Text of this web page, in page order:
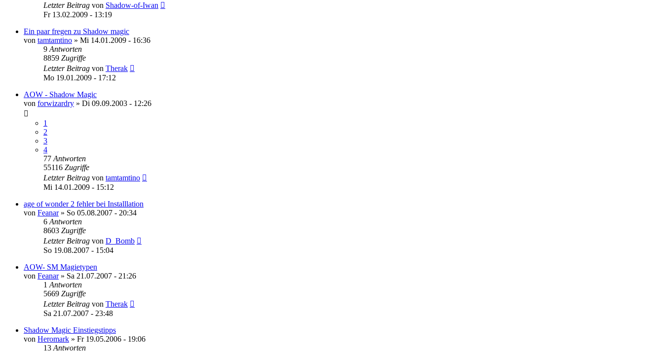
Letzter Beitrag von Shadow-of-Iwan
Fr 13.02.2009 - 13:19
Ein paar fregen zu Shadow magic
von tamtamtino » Mi 14.01.2009 - 16:36
9 Antworten
8859 Zugriffe
Letzter Beitrag von Therak
Mo 19.01.2009 - 17:12
AOW - Shadow Magic
von forwizardry » Di 09.09.2003 - 12:26
1
2
3
4
77 Antworten
55116 Zugriffe
Letzter Beitrag von tamtamtino
Mi 14.01.2009 - 15:12
age of wonder 2 fehler bei Installlation
von Feanar» So 05.08.2007 - 20:34
6 Antworten
8603 Zugriffe
Letzter Beitrag von D_Bomb
So 19.08.2007 - 15:04
AOW- SM Magietypen
von Feanar» Sa 21.07.2007 - 21:26
1 Antworten
5669 Zugriffe
Letzter Beitrag von Therak
Sa 21.07.2007 - 23:48
Shadow Magic Einstiegstipps
von Heromark » Fr 19.05.2006 - 19:06
13 Antworten